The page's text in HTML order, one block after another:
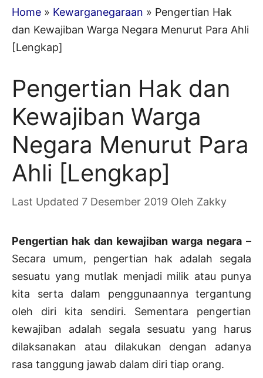
Home » Kewarganegaraan » Pengertian Hak
dan Kewajiban Warga Negara Menurut Para Ahli
[Lengkap]
Pengertian Hak dan
Kewajiban Warga
Negara Menurut Para
Ahli [Lengkap]
7 Desember 2019 Oleh Zakky
Pengertian hak dan kewajiban warga negara–
Secara umum, pengertian hak adalah segala
sesuatu yang mutlak menjadi milik atau punya
kita serta dalam penggunaannya tergantung
oleh diri kita sendiri. Sementara pengertian
kewajiban adalah segala sesuatu yang harus
dilaksanakan atau dilakukan dengan adanya
rasa tanggung jawab dalam diri tiap orang.